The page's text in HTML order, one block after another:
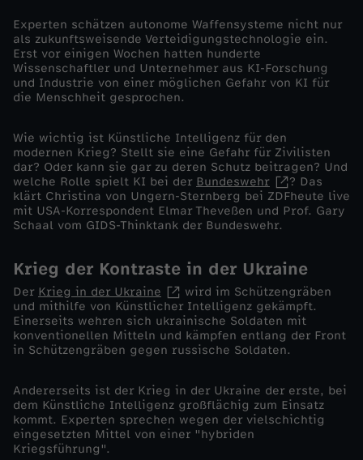
e
g
e
e
n
t
c
h
i
d
Experten schätzen autonome Waffensysteme nicht nur
als zukunftsweisende Verteidigungstechnologie ein.
Erst vor einigen Wochen hatten hunderte
Wissenschaftler und Unternehmer aus KI-Forschung
und Industrie von einer möglichen Gefahr von KI für
die Menschheit gesprochen.
Wie wichtig ist Künstliche Intelligenz für den
modernen Krieg? Stellt sie eine Gefahr für Zivilisten
dar? Oder kann sie gar zu deren Schutz beitragen? Und
welche Rolle spielt KI bei der Bundeswehr
? Das
klärt Christina von Ungern-Sternberg bei ZDFheute live
mit USA-Korrespondent Elmar Theveßen und Prof. Gary
Schaal vom GIDS-Thinktank der Bundeswehr.
Krieg der Kontraste in der Ukraine
Der Krieg in der Ukraine
wird im Schützengräben
und mithilfe von Künstlicher Intelligenz gekämpft.
Einerseits wehren sich ukrainische Soldaten mit
konventionellen Mitteln und kämpfen entlang der Front
in Schützengräben gegen russische Soldaten.
Andererseits ist der Krieg in der Ukraine der erste, bei
dem Künstliche Intelligenz großflächig zum Einsatz
kommt. Experten sprechen wegen der vielschichtig
eingesetzten Mittel von einer "hybriden
Kriegsführung".